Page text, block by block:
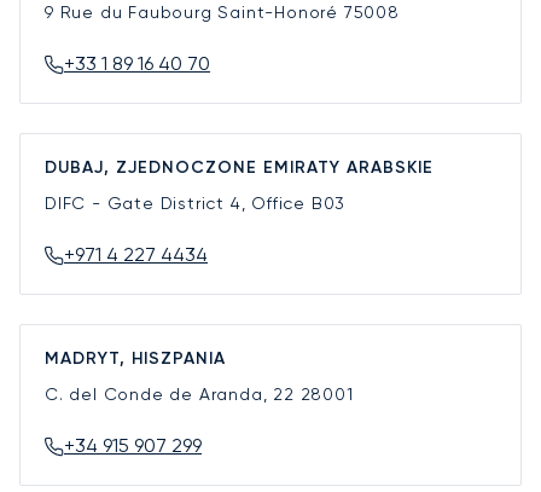
9 Rue du Faubourg Saint-Honoré 75008
+33 1 89 16 40 70
DUBAJ, ZJEDNOCZONE EMIRATY ARABSKIE
DIFC - Gate District 4, Office B03
+971 4 227 4434
MADRYT, HISZPANIA
C. del Conde de Aranda, 22 28001
+34 915 907 299